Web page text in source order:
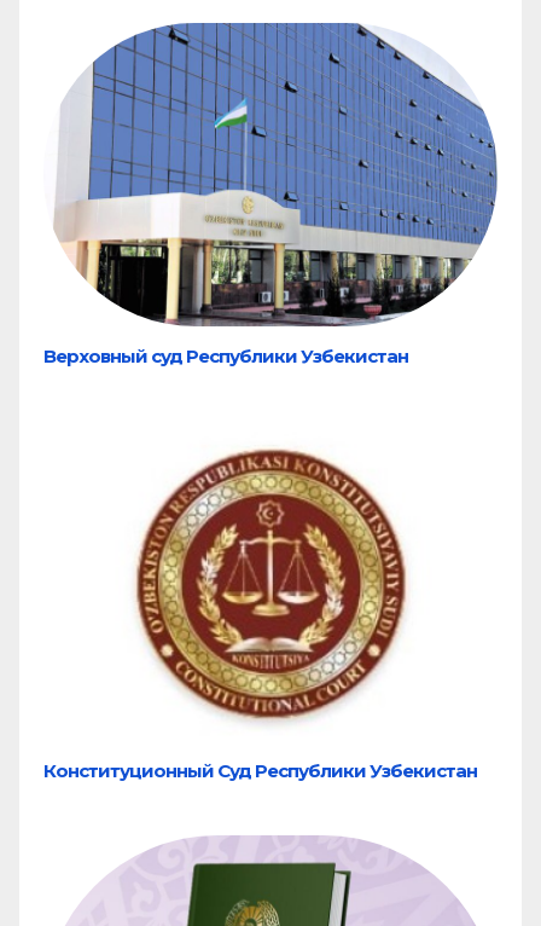
Верховный суд Республики Узбекистан
Конституционный Суд Республики Узбекистан